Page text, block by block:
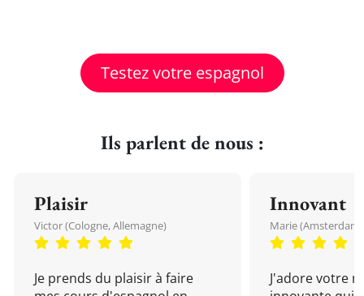
Testez votre espagnol
Ils parlent de nous :
Plaisir
Victor (Cologne, Allemagne)
Je prends du plaisir à faire
Innovant
Marie (Amsterdam,
J'adore votre